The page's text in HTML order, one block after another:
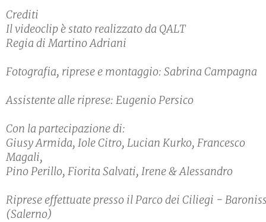
Crediti
Il videoclip è stato realizzato da QALT
Regia di Martino Adriani
Fotografia, riprese e montaggio: Sabrina Campagna
Assistente alle riprese: Eugenio Persico
Con la partecipazione di:
Giusy Armida, Iole Citro, Lucian Kurko, Francesco
Magali,
Pino Perillo, Fiorita Salvati, Irene & Alessandro
Riprese effettuate presso il Parco dei Ciliegi -
(Salerno)